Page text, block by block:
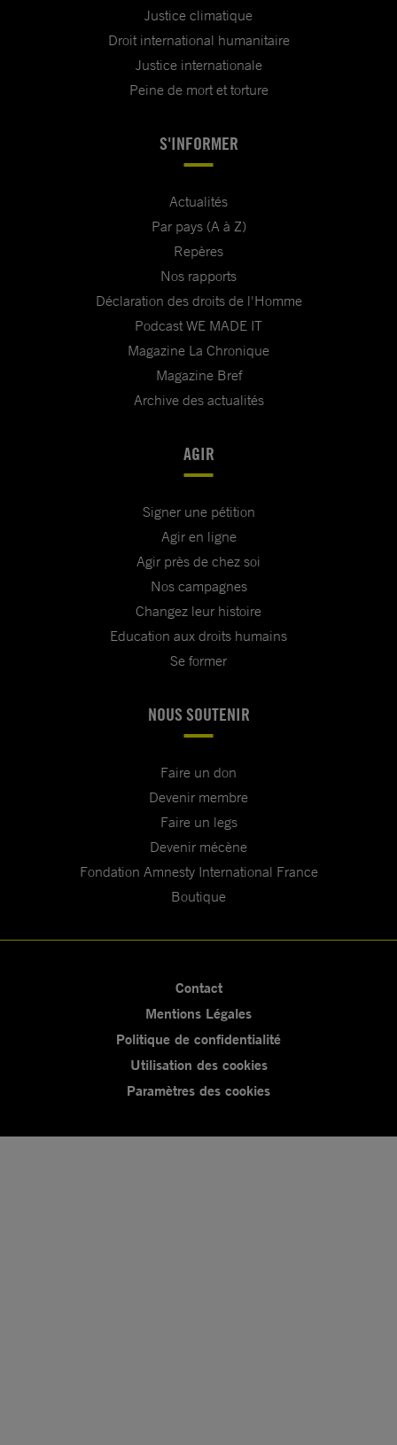
Justice climatique
Droit international humanitaire
Justice internationale
Peine de mort et torture
S'INFORMER
Actualités
Par pays (A à Z)
Repères
Nos rapports
Déclaration des droits de l'Homme
Podcast WE MADE IT
Magazine La Chronique
Magazine Bref
Archive des actualités
AGIR
Signer une pétition
Agir en ligne
Agir près de chez soi
Nos campagnes
Changez leur histoire
Education aux droits humains
Se former
NOUS SOUTENIR
Faire un don
Devenir membre
Faire un legs
Devenir mécène
Fondation Amnesty International France
Boutique
Contact
Mentions Légales
Politique de confidentialité
Utilisation des cookies
Paramètres des cookies